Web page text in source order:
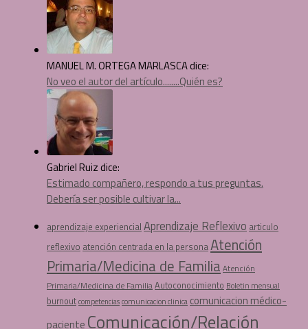
MANUEL M. ORTEGA MARLASCA dice:
No veo el autor del artículo........Quién es?
Gabriel Ruiz dice:
Estimado compañero, respondo a tus preguntas.
Debería ser posible cultivar la...
aprendizaje experiencial Aprendizaje Reflexivo articulo
reflexivo atención centrada en la personaAtención
Primaria/Medicina de Familia Atención
Primaria/Medicina de FamiliaAutoconocimiento Boletin mensual
burnoutcompetenciascomunicacion clinica comunicacion médico-
paciente Comunicación/Relación